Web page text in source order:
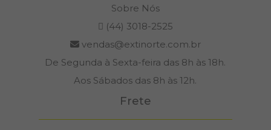
Sobre Nós
(44) 3018-2525
vendas@extinorte.com.br
De Segunda à Sexta-feira das 8h às 18h.
Aos Sábados das 8h às 12h.
Frete